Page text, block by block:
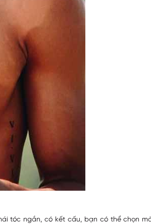
tóc ngắn, có kết cấu, bạn có thể chọn